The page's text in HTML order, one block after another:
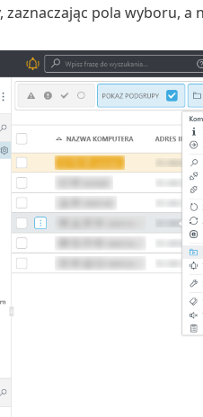
pola wyboru, a